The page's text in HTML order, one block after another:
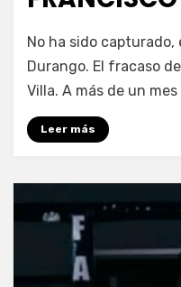
por Fernando Miranda
No ha sido capturado,
Durango. El fracaso
Villa. A más de un
Leer más